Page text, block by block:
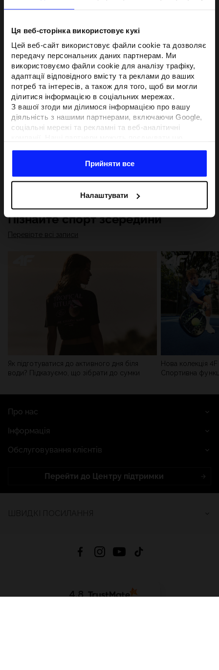
Ця веб-сторінка використовує кукі
Цей веб-сайт використовує файли cookie та дозволяє
передачу персональних даних партнерам. Ми
використовуємо файли cookie для аналізу трафіку,
адаптації відповідного вмісту та реклами до ваших
потреб та інтересів, а також для того, щоб ви могли
ділитися інформацією в соціальних мережах.
З вашої згоди ми ділимося інформацією про вашу
діяльність з нашими партнерами, включаючи Google,
соціальні мережі та рекламні та веб-аналітичні
отримують у результаті використання вами їхніх
послуг.З вашої згоди ми також можемо ділитися
з метою націлювання та покращення відображення
відповідної онлайн-реклами, проведення аналітики,
відповідності вмісту та вдосконалення рішень, які
пропонують наші партнери (наприклад, соціальні
мережі). Детальну інформацію можна знайти в нашій
та в розділі «Деталі».
Прийняти все
Налаштувати
Пізнайте спорт зсередини
Перевірте всі записи
Як підготуватися до активного дня біля
води? Підказуємо, що зібрати до сумки
Нова колекція
Спортивна
Про нас
Інформація
Обслуговування клієнтів
Перейти до Центру підтримки
4.8